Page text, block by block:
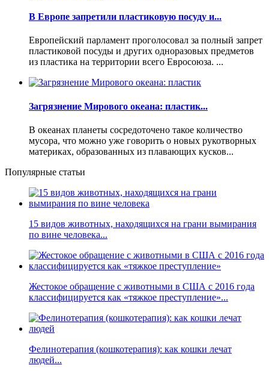
В Европе запретили пластиковую посуду и...
Европейский парламент проголосовал за полный запрет
пластиковой посуды и других одноразовых предметов
из пластика на территории всего Евросоюза. ...
Загрязнение Мирового океана: пластик...
В океанах планеты сосредоточено такое количество
мусора, что можно уже говорить о новых рукотворных
материках, образованных из плавающих кусков...
Популярные статьи
15 видов животных, находящихся на грани вымирания
по вине человека...
Жестокое обращение с животными в США с 2016 года
классифицируется как «тяжкое преступление»...
Фелинотерапия (кошкотерапия): как кошки лечат
людей...